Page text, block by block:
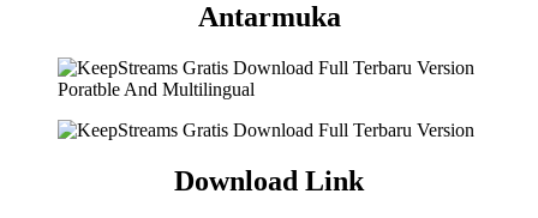
Antarmuka
Download Link